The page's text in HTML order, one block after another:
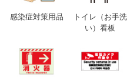
感染症対策用品
トイレ（お手洗
い）看板